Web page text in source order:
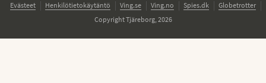
Evästeet Henkilötietokäytäntö Ving.se Ving.no Spies.dk
Globetrotter
Copyright Tjäreborg, 2026